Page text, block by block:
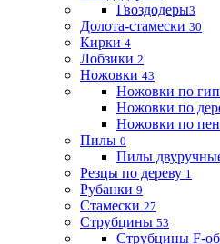
Гвоздодеры3
Долота-стамески 30
Кирки 4
Лобзики 2
Ножовки 43
Ножовки по
Ножовки по
Ножовки по
Пилы 0
Пилы
Резцы по дереву 1
Рубанки 9
Стамески 27
Струбцины 53
Струбцины F-